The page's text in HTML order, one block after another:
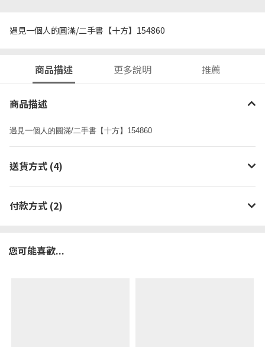
遇見一個人的圓滿/二手書【十方】154860
商品描述 更多說明 推薦
商品描述
遇見一個人的圓滿/二手書【十方】154860
送貨方式 (4)
付款方式 (2)
您可能喜歡...